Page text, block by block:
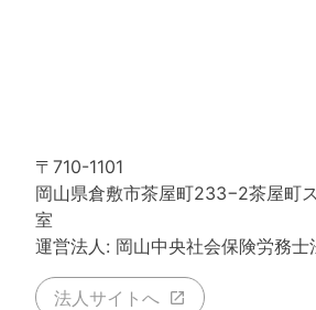
〒710-1101
岡山県倉敷市茶屋町233−2茶屋町
室
運営法人: 岡山中央社会保険労務士
法人サイトへ